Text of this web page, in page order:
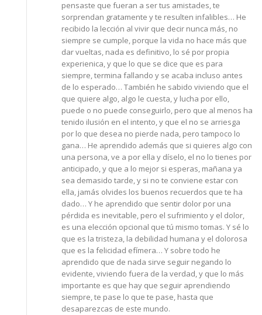
pensaste que fueran a ser tus amistades, te
sorprendan gratamente y te resulten infalibles… He
recibido la lección al vivir que decir nunca más, no
siempre se cumple, porque la vida no hace más que
dar vueltas, nada es definitivo, lo sé por propia
experienica, y que lo que se dice que es para
siempre, termina fallando y se acaba incluso antes
de lo esperado… También he sabido viviendo que el
que quiere algo, algo le cuesta, y lucha por ello,
puede o no puede conseguirlo, pero que al menos ha
tenido ilusión en el intento, y que el no se arriesga
por lo que desea no pierde nada, pero tampoco lo
gana… He aprendido además que si quieres algo con
una persona, ve a por ella y díselo, el no lo tienes por
anticipado, y que a lo mejor si esperas, mañana ya
sea demasido tarde, y si no te conviene estar con
ella, jamás olvides los buenos recuerdos que te ha
dado… Y he aprendido que sentir dolor por una
pérdida es inevitable, pero el sufrimiento y el dolor,
es una elección opcional que tú mismo tomas. Y sé lo
que es la tristeza, la debilidad humana y el dolorosa
que es la felicidad efímera… Y sobre todo he
aprendido que de nada sirve seguir negando lo
evidente, viviendo fuera de la verdad, y que lo más
importante es que hay que seguir aprendiendo
siempre, te pase lo que te pase, hasta que
desaparezcas de este mundo.